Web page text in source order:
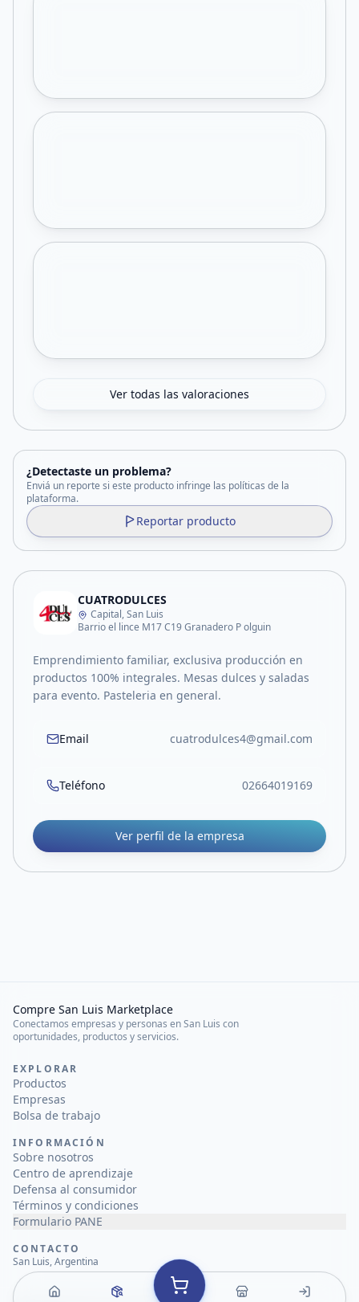
Ver todas las valoraciones
¿Detectaste un problema?
Enviá un reporte si este producto infringe las políticas de la
plataforma.
Reportar producto
CUATRODULCES
Capital, San Luis
Barrio el lince M17 C19 Granadero P olguin
Emprendimiento familiar, exclusiva producción en
productos 100% integrales. Mesas dulces y saladas
para evento. Pasteleria en general.
Email cuatrodulces4@gmail.com
Teléfono 02664019169
Ver perfil de la empresa
Compre San Luis Marketplace
Conectamos empresas y personas en San Luis con
oportunidades, productos y servicios.
EXPLORAR
Productos
Empresas
Bolsa de trabajo
INFORMACIÓN
Sobre nosotros
Centro de aprendizaje
Defensa al consumidor
Términos y condiciones
Formulario PANE
CONTACTO
San Luis, Argentina